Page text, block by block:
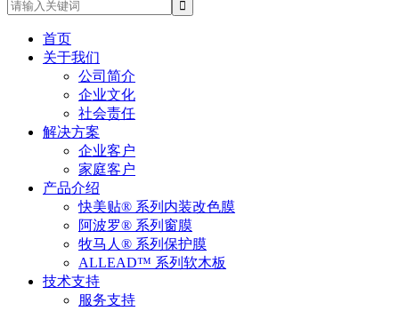
首页
关于我们
公司简介
企业文化
社会责任
解决方案
企业客户
家庭客户
产品介绍
快美贴® 系列内装改色膜
阿波罗® 系列窗膜
牧马人® 系列保护膜
ALLEAD™ 系列软木板
技术支持
服务支持